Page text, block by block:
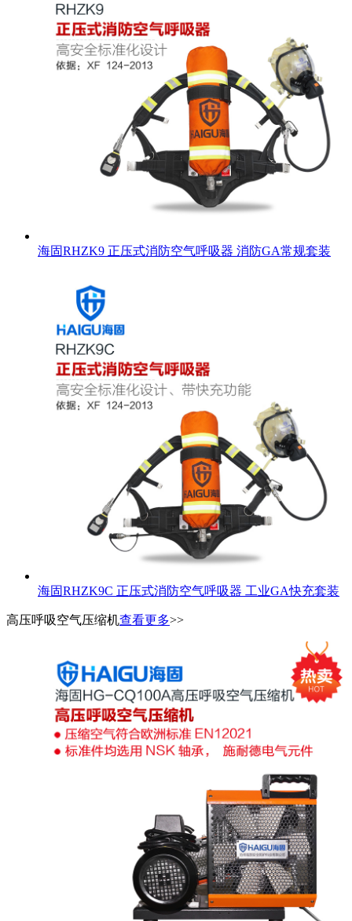
海固RHZK9 正压式消防空气呼吸器 消防GA常规套装
海固RHZK9C 正压式消防空气呼吸器 工业GA快充套装
高压呼吸空气压缩机查看更多>>